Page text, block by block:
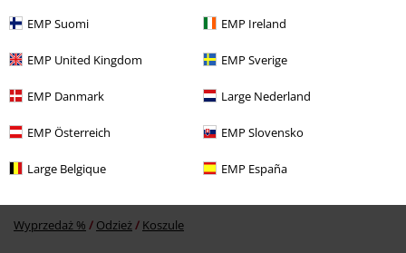
EMP Suomi EMP Ireland
EMP United Kingdom EMP Sverige
EMP Danmark Large Nederland
EMP Österreich EMP Slovensko
Large Belgique EMP España
%
Więcej kategorii. Więcej możliwości.
Wyprzedaż % Odzież Koszule